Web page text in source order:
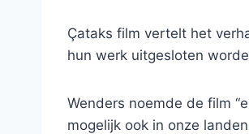
Çataks film vertelt het
hun werk uitgesloten
Wenders noemde de film
mogelijk ook in onze